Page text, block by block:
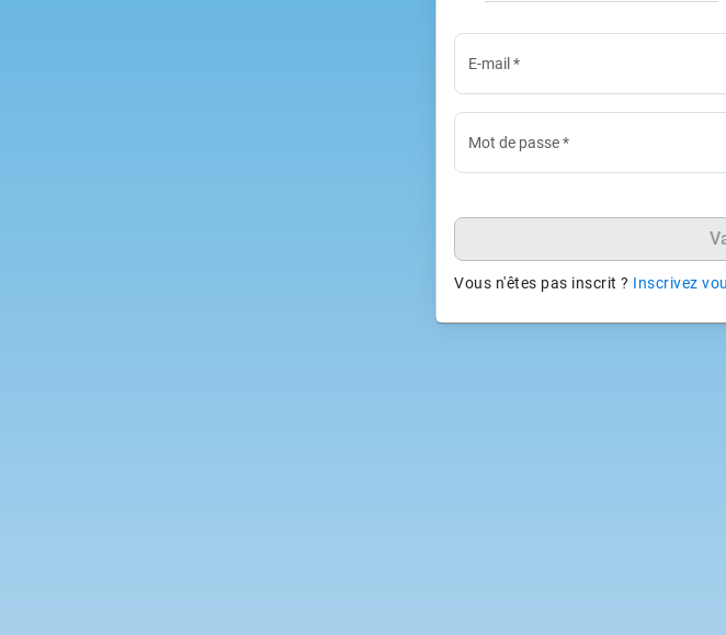
E-mail *
Mot de passe*
Vous n'êtes pas inscrit ? Inscrivez